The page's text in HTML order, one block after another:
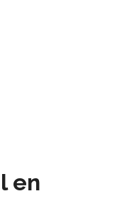
en